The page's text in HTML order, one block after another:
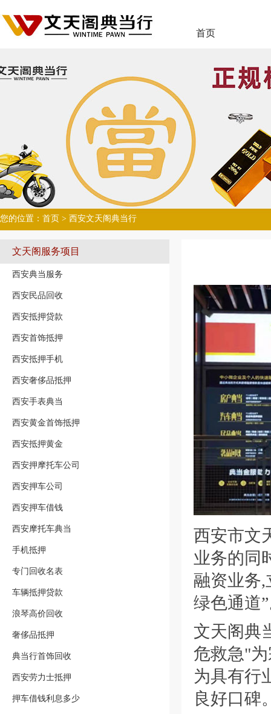
首页
您的位置： 首页 > 西安文天阁典当行
文天阁服务项目
西安典当服务
西安民品回收
西安抵押贷款
西安首饰抵押
西安抵押手机
西安奢侈品抵押
西安手表典当
西安黄金首饰抵押
西安抵押黄金
西安押摩托车公司
西安押车公司
西安押车借钱
西安摩托车典当
手机抵押
专门回收名表
车辆抵押贷款
浪琴高价回收
奢侈品抵押
典当行首饰回收
西安劳力士抵押
押车借钱利息多少
西安市文
业务的同
融资业务
绿色通道
文天阁典
危救急"
为具有行
良好口碑